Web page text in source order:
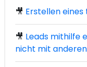
🎥 Erstellen
🎥 Leads mithilfe
nicht mit anderen